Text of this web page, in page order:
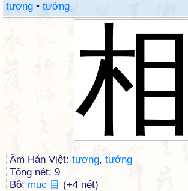
tương • tướng
相
Âm Hán Việt: tương, tướng
Tổng nét: 9
Bộ: mục 目 (+4 nét)